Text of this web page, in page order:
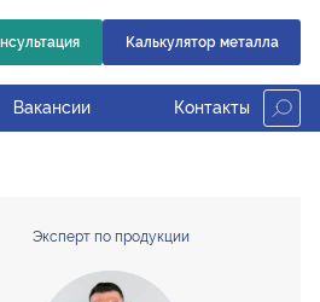
Калькулятор металла
Вакансии Контакты
Эксперт по продукции